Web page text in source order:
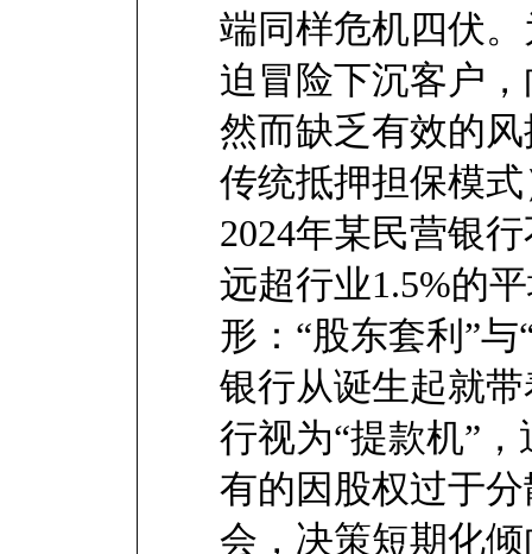
端同样危机四伏
迫冒险下沉客户
然而缺乏有效的
传统抵押担保模
2024年某民营银
远超行业1.5%的
形：“股东套利”
银行从诞生起就
行视为“提款机”
有的因股权过于
会，决策短期化